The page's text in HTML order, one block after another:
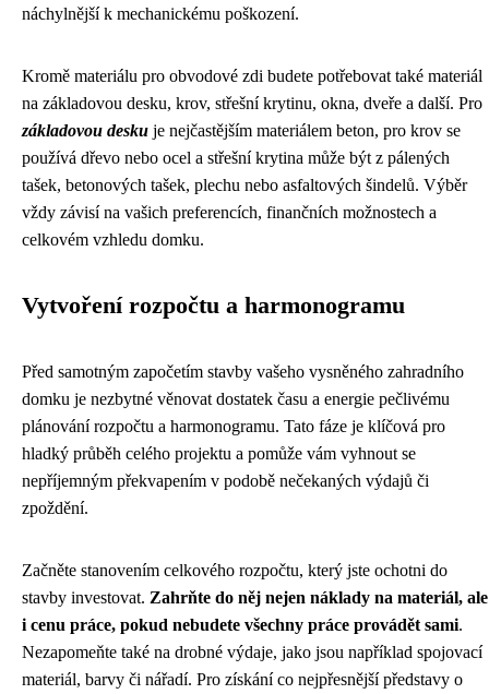
náchylnější k mechanickému poškození.
Kromě materiálu pro obvodové zdi budete potřebovat také materiál
na základovou desku, krov, střešní krytinu, okna, dveře a další. Pro
základovou desku je nejčastějším materiálem beton, pro krov se
používá dřevo nebo ocel a střešní krytina může být z pálených
tašek, betonových tašek, plechu nebo asfaltových šindelů. Výběr
vždy závisí na vašich preferencích, finančních možnostech a
celkovém vzhledu domku.
Vytvoření rozpočtu a harmonogramu
Před samotným započetím stavby vašeho vysněného zahradního
domku je nezbytné věnovat dostatek času a energie pečlivému
plánování rozpočtu a harmonogramu. Tato fáze je klíčová pro
hladký průběh celého projektu a pomůže vám vyhnout se
nepříjemným překvapením v podobě nečekaných výdajů či
zpoždění.
Začněte stanovením celkového rozpočtu, který jste ochotni do
stavby investovat. Zahrňte do něj nejen náklady na materiál, ale
i cenu práce, pokud nebudete všechny práce provádět sami.
Nezapomeňte také na drobné výdaje, jako jsou například spojovací
materiál, barvy či nářadí. Pro získání co nejpřesnější představy o